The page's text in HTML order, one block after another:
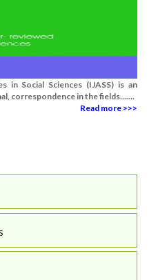
in Social Sciences (IJASS) is an
correspondence in the fields.......
Read more >>>